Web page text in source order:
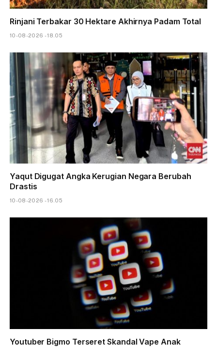
Rinjani Terbakar 30 Hektare Akhirnya Padam Total
10-08-2026 - 18.05
Yaqut Digugat Angka Kerugian Negara Berubah
Drastis
10-08-2026 - 16.05
Youtuber Bigmo Terseret Skandal Vape Anak